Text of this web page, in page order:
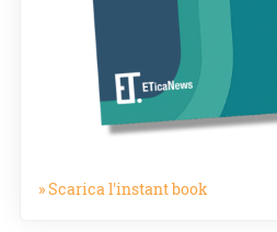
» Scarica l'instant book